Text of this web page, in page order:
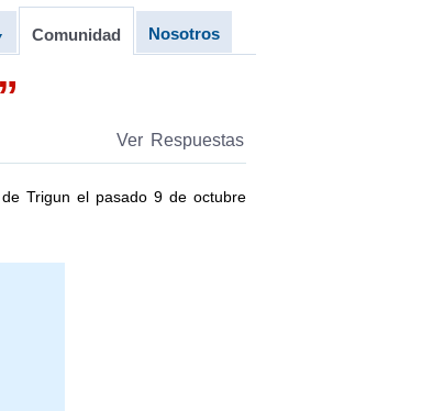
Comunidad Nosotros
Ver Respuestas
Trigun el pasado 9 de octubre